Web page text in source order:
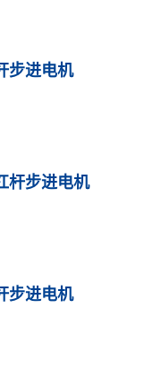
步进电机
杆步进电机
步进电机